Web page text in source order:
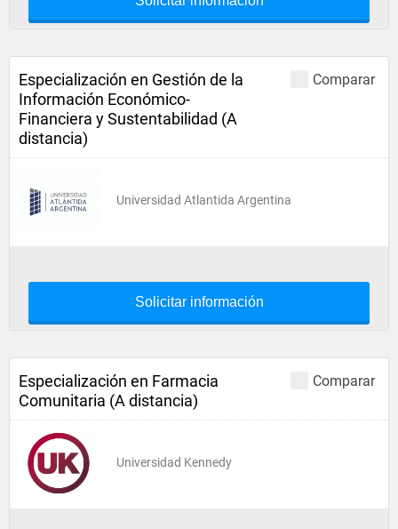
Comparar
Especialización en Gestión de la
Información Económico-
Financiera y Sustentabilidad (A
distancia)
Universidad Atlantida Argentina
Solicitar información
Comparar
Especialización en Farmacia
Comunitaria (A distancia)
Universidad Kennedy